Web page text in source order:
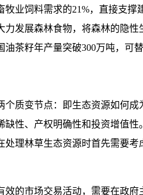
业饲料需求的21%，直接支
发展森林食物，将森林的隐
茶籽年产量突破300万吨，可
质变节点：即生态资源如何
性、产权明确性和投资增值
理林草生态资源时首先需要
的市场交易活动，需要在政